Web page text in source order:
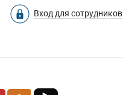
Вход для сотрудников